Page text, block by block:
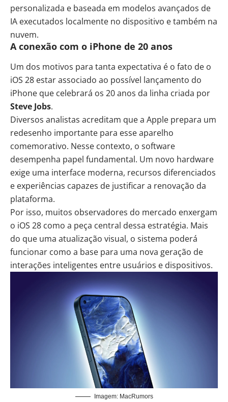
personalizada e baseada em modelos avançados de
IA executados localmente no dispositivo e também na
nuvem.
A conexão com o iPhone de 20 anos
Um dos motivos para tanta expectativa é o fato de o
iOS 28 estar associado ao possível lançamento do
iPhone que celebrará os 20 anos da linha criada por
Steve Jobs.
Diversos analistas acreditam que a Apple prepara um
redesenho importante para esse aparelho
comemorativo. Nesse contexto, o software
desempenha papel fundamental. Um novo hardware
exige uma interface moderna, recursos diferenciados
e experiências capazes de justificar a renovação da
plataforma.
Por isso, muitos observadores do mercado enxergam
o iOS 28 como a peça central dessa estratégia. Mais
do que uma atualização visual, o sistema poderá
funcionar como a base para uma nova geração de
interações inteligentes entre usuários e dispositivos.
Imagem: MacRumors